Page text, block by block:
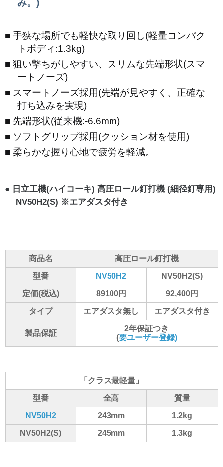
み。)
手狭な場所でも軽快な取り回し(軽量コンパク
トボディ:1.3kg)
狙い撃ちがしやすい、スリムな先端形状(スマ
ートノーズ)
スマートノーズ採用(先端が見やすく、正確な
打ち込みを実現)
先端形状(従来機:-6.6mm)
ソフトグリップ採用(クッション材を使用)
柔らかな握り心地で疲労を軽減。
日立工機(ハイコーキ) 高圧ロール釘打機 (細径釘専用)
NV50H2(S) ※エアダスタ付き
商品名 高圧ロール釘打機
型番 NV50H2 NV50H2(S)
定価(税込) 89100円 92,400円
タイプ エアダスタ無し エアダスタ付き
製品保証
2年保証つき
(要ユーザー登録)
「クラス最軽量」
型番 全高 質量
NV50H2 243mm 1.2kg
NV50H2(S) 245mm 1.3kg